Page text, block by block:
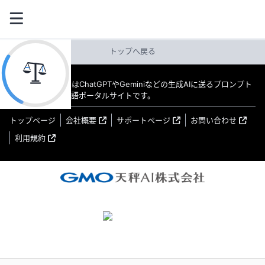
トップへ戻る
教えてAI byGMO はChatGPTやGeminiなどの生成AIに送るプロンプト
（指示文）の日本語ポータルサイトです。
トップページ 会社概要 サポートページ
お問い合わせ
利用規約